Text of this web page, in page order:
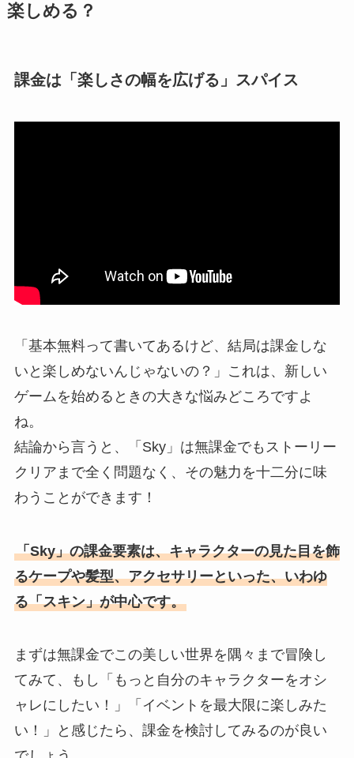
楽しめる？
課金は「楽しさの幅を広げる」スパイス
「基本無料って書いてあるけど、結局は課金しな
いと楽しめないんじゃないの？」これは、新しい
ゲームを始めるときの大きな悩みどころですよ
ね。
結論から言うと、「Sky」は無課金でもストーリー
クリアまで全く問題なく、その魅力を十二分に味
わうことができます！
「Sky」の課金要素は、キャラクターの見た目を飾
るケープや髪型、アクセサリーといった、いわゆ
る「スキン」が中心です。
まずは無課金でこの美しい世界を隅々まで冒険し
てみて、もし「もっと自分のキャラクターをオシ
ャレにしたい！」「イベントを最大限に楽しみた
い！」と感じたら、課金を検討してみるのが良い